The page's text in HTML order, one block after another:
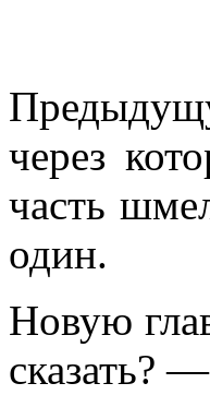
через
часть
один.
Новую
сказать?